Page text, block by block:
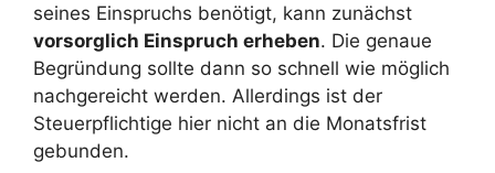
seines Einspruchs benötigt, kann zunächst
vorsorglich Einspruch erheben. Die genaue
Begründung sollte dann so schnell wie möglich
nachgereicht werden. Allerdings ist der
Steuerpflichtige hier nicht an die Monatsfrist
gebunden.